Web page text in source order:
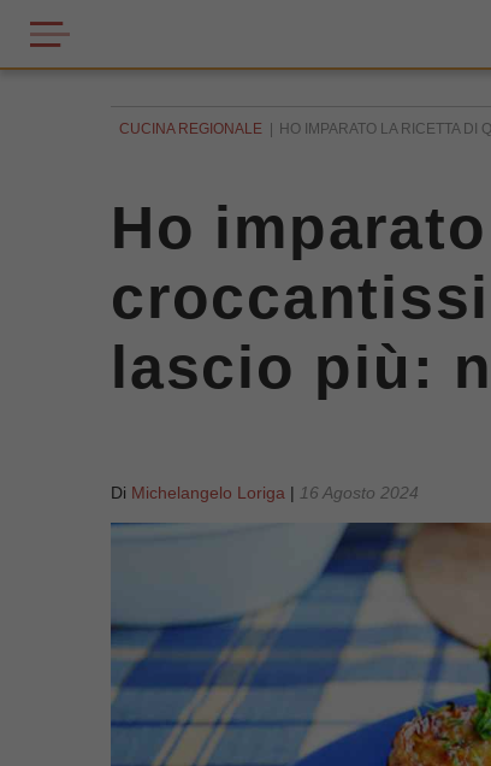
CUCINA REGIONALE HO IMPARATO LA RICETTA DI
Ho
lascio più:
Di Michelangelo Loriga | 16 Agosto 2024